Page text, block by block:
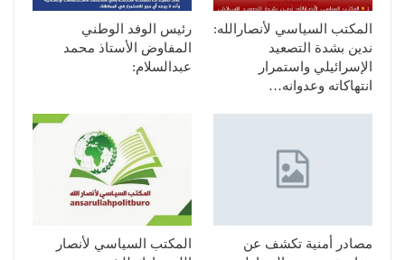
المكتب السياسي لأنصارالله:
ندين بشدة التصعيد
الإسرائيلي واستمرار
انتهاكاته وعدوانه…
رئيس الوفد الوطني
المفاوض الأستاذ محمد
عبدالسلام:
مصادر أمنية تكشف عن
المكتب السياسي لأنصار